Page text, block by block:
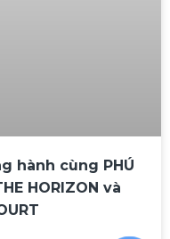
hành cùng PHÚ
HORIZON và